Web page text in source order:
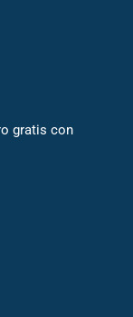
gratis con